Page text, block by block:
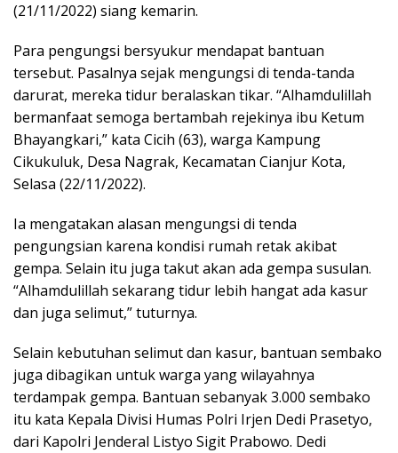
(21/11/2022) siang kemarin.
Para pengungsi bersyukur mendapat bantuan
tersebut. Pasalnya sejak mengungsi di tenda-tanda
darurat, mereka tidur beralaskan tikar. “Alhamdulillah
bermanfaat semoga bertambah rejekinya ibu Ketum
Bhayangkari,” kata Cicih (63), warga Kampung
Cikukuluk, Desa Nagrak, Kecamatan Cianjur Kota,
Selasa (22/11/2022).
Ia mengatakan alasan mengungsi di tenda
pengungsian karena kondisi rumah retak akibat
gempa. Selain itu juga takut akan ada gempa susulan.
“Alhamdulillah sekarang tidur lebih hangat ada kasur
dan juga selimut,” tuturnya.
Selain kebutuhan selimut dan kasur, bantuan sembako
juga dibagikan untuk warga yang wilayahnya
terdampak gempa. Bantuan sebanyak 3.000 sembako
itu kata Kepala Divisi Humas Polri Irjen Dedi Prasetyo,
dari Kapolri Jenderal Listyo Sigit Prabowo. Dedi